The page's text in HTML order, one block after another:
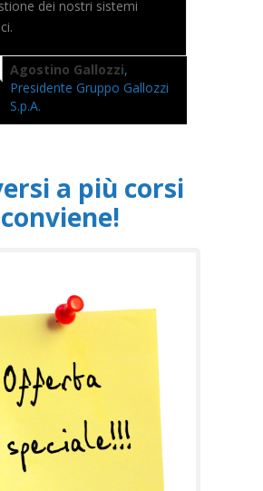
dei nostri sistemi
Agostino Gallozzi,
Presidente Gruppo Gallozzi
S.p.A.
a più corsi
conviene!